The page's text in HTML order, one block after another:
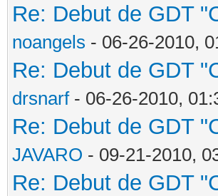
Re: Debut de GDT
noangels - 06-26-2010,
Re: Debut de GDT
drsnarf- 06-26-2010,
Re: Debut de GDT
JAVARO - 09-21-2010,
Re: Debut de GDT